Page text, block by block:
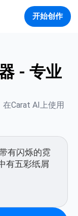
开始创作
- 专业
Carat AI上使用